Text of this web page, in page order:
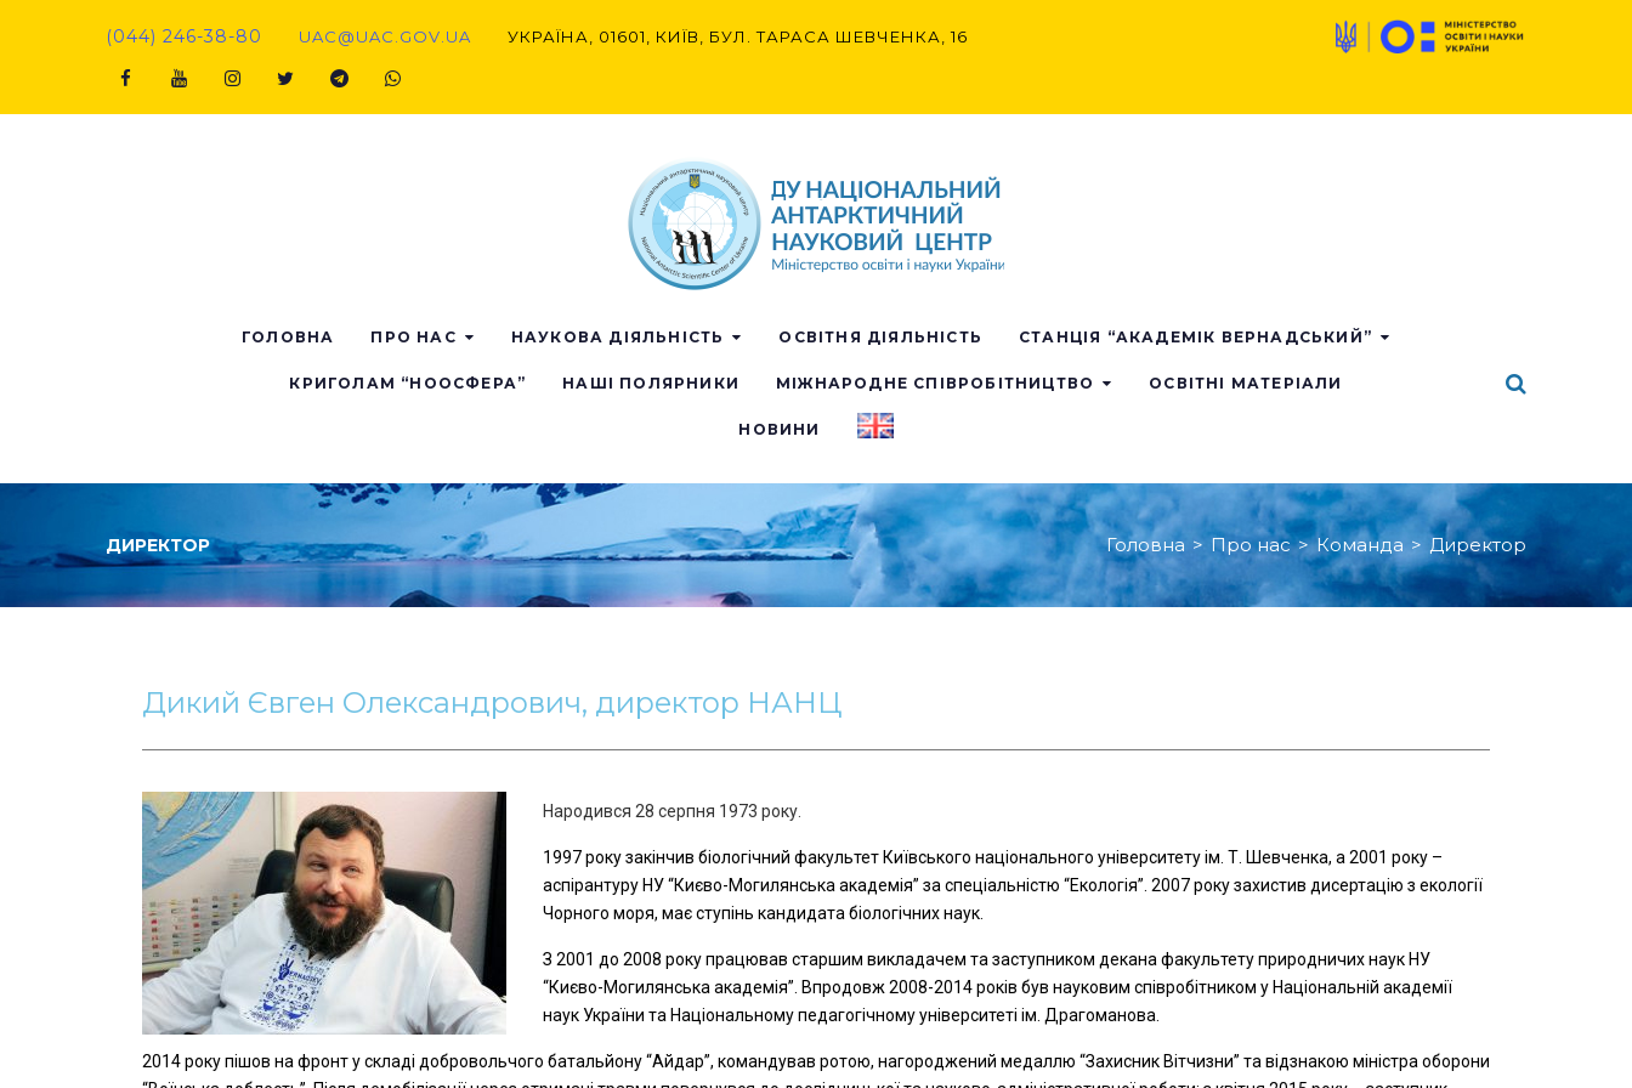
(044) 246-38-80 UAC@UAC.GOV.UA​​ УКРАЇНА, 01601, КИЇВ, БУЛ. ТАРАСА ШЕВЧЕНКА, 16
ГОЛОВНА ПРО НАС НАУКОВА ДІЯЛЬНІСТЬ ОСВІТНЯ ДІЯЛЬНІСТЬ СТАНЦІЯ “АКАДЕМІК ВЕРНАДСЬКИЙ”
КРИГОЛАМ “НООСФЕРА” НАШІ ПОЛЯРНИКИ МІЖНАРОДНЕ СПІВРОБІТНИЦТВО ОСВІТНІ МАТЕРІАЛИ
НОВИНИ
ДИРЕКТОР Головна > Про нас > Команда > Директор
Дикий Євген Олександрович, директор НАНЦ
Народився 28 серпня 1973 року.
1997 року закінчив біологічний факультет Київського національного університету ім. Т. Шевченка, а 2001 року –
аспірантуру НУ “Києво-Могилянська академія” за спеціальністю “Екологія”. 2007 року захистив дисертацію з екології
Чорного моря, має ступінь кандидата біологічних наук.
З 2001 до 2008 року працював старшим викладачем та заступником декана факультету природничих наук НУ
“Києво-Могилянська академія”. Впродовж 2008-2014 років був науковим співробітником у Національній академії
наук України та Національному педагогічному університеті ім. Драгоманова.
2014 року пішов на фронт у складі добровольчого батальйону “Айдар”, командував ротою, нагороджений медаллю “Захисник Вітчизни” та відзнакою міністра оборони